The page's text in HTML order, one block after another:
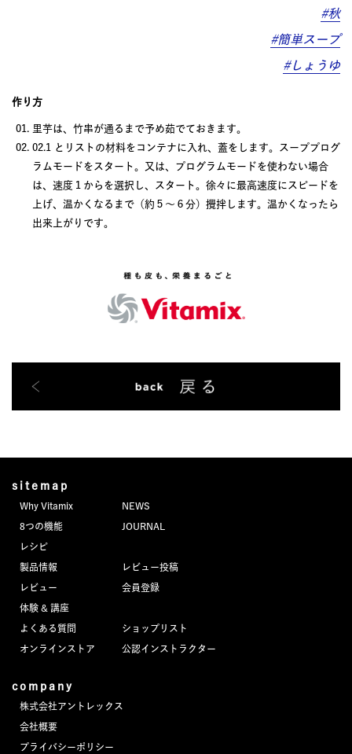
#秋
#簡単スープ
#しょうゆ
作り方
里芋は、竹串が通るまで予め茹でておきます。
02.1 とリストの材料をコンテナに入れ、蓋をします。スーププログ
ラムモードをスタート。又は、プログラムモードを使わない場合
は、速度１からを選択し、スタート。徐々に最高速度にスピードを
上げ、温かくなるまで（約５～６分）攪拌します。温かくなったら
出来上がりです。
sitemap
Why Vitamix
8つの機能
レシピ
製品情報
レビュー
体験 & 講座
よくある質問
オンラインストア
NEWS
JOURNAL
レビュー投稿
会員登録
ショップリスト
公認インストラクター
company
株式会社アントレックス
会社概要
プライバシーポリシー